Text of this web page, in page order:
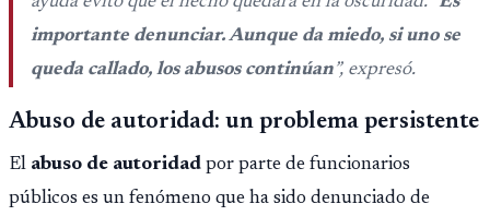
importante denunciar. Aunque da miedo, si uno se
queda callado, los abusos continúan”, expresó.
Abuso de autoridad: un problema persistente
El abuso de autoridad por parte de funcionarios
públicos es un fenómeno que ha sido denunciado de